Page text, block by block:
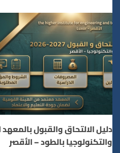
دليل الالتحاق والقبول بالمعهد
والتكنولوجيا بالطود – الأقصر